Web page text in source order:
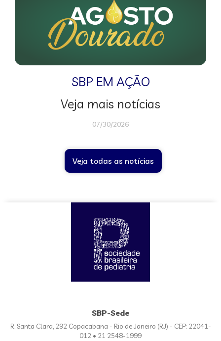
SBP EM AÇÃO
Veja mais notícias
07/30/2026
Veja todas as notícias
SBP-Sede
R. Santa Clara, 292 Copacabana - Rio de Janeiro (RJ) - CEP: 22041-
012 • 21 2548-1999